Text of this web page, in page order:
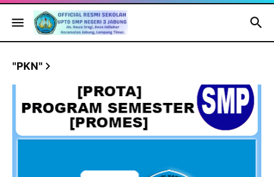
"PKN"